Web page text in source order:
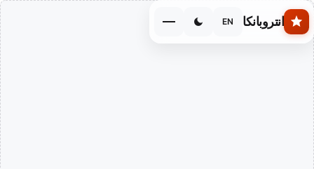
Skip to main content
انتروبانكا EN